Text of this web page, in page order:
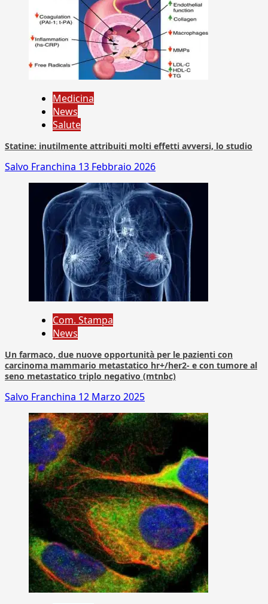
Medicina
News
Salute
Statine: inutilmente attribuiti molti effetti avversi, lo studio
Salvo Franchina 13 Febbraio 2026
Com. Stampa
News
Un farmaco, due nuove opportunità per le pazienti con
carcinoma mammario metastatico hr+/her2- e con tumore al
seno metastatico triplo negativo (mtnbc)
Salvo Franchina 12 Marzo 2025